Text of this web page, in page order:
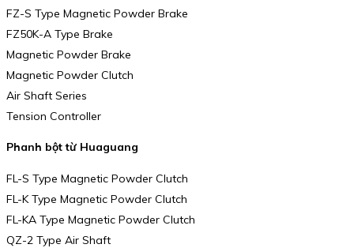
FZ-S Type Magnetic Powder Brake
FZ50K-A Type Brake
Magnetic Powder Brake
Magnetic Powder Clutch
Air Shaft Series
Tension Controller
Phanh bột từ Huaguang
FL-S Type Magnetic Powder Clutch
FL-K Type Magnetic Powder Clutch
FL-KA Type Magnetic Powder Clutch
QZ-2 Type Air Shaft